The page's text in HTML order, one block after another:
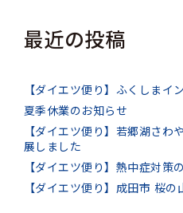
最近の投稿
【ダイエツ便り】ふくしまイ
夏季休業のお知らせ
【ダイエツ便り】若郷湖さ
展しました
【ダイエツ便り】熱中症対策
【ダイエツ便り】成田市 桜の